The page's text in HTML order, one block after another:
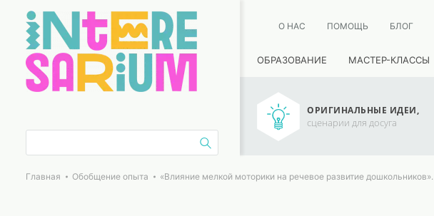
О НАС ПОМОЩЬ БЛОГ
ОБРАЗОВАНИЕ МАСТЕР-КЛАССЫ
ОРИГИНАЛЬНЫЕ ИДЕИ,
сценарии для досуга
Главная Обобщение опыта «Влияние мелкой моторики на речевое развитие дошкольников».